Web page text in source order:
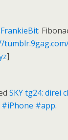
:
]
SKY tg24: direi
#app.